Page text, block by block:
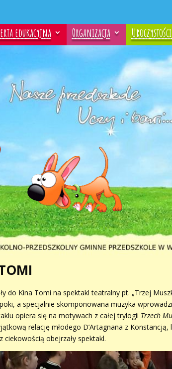
edukacyjna Organizacja
do Kina Tomi na spektakl teatralny pt. „Trzej
a specjalnie skomponowana muzyka
opiera się na motywach z całej trylogii Trzech
relację młodego D’Artagnana z
obejrzały spektakl.